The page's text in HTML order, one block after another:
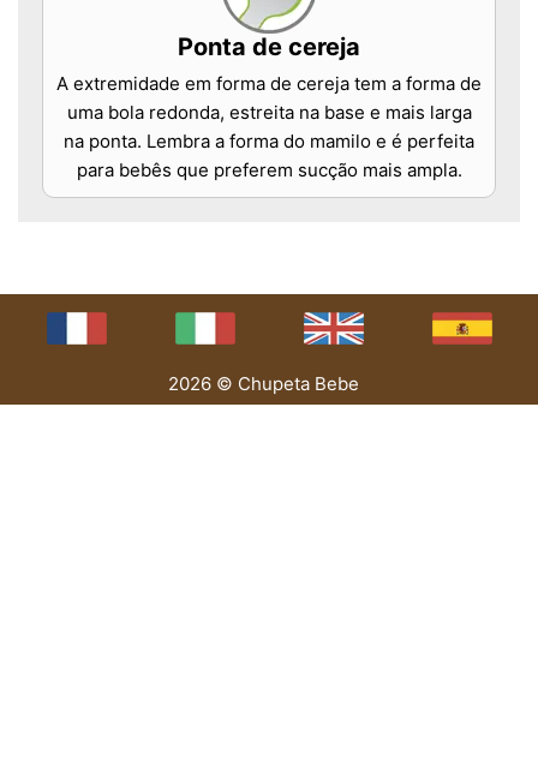
Ponta de cereja
A extremidade em forma de cereja tem a forma de
uma bola redonda, estreita na base e mais larga
na ponta. Lembra a forma do mamilo e é perfeita
para bebês que preferem sucção mais ampla.
2026 © Chupeta Bebe